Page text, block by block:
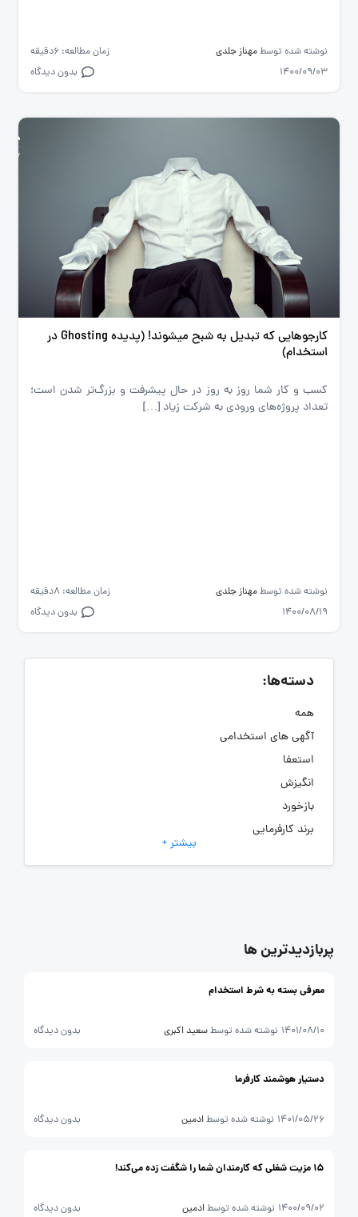
نوشته شده توسطمهناز جلدی
زمان مطالعه: 6دقیقه
1400/09/03
بدون دیدگاه
کارجوهایی که تبدیل به شبح میشوند! (پدیده Ghosting در
استخدام)
کسب و کار شما روز به روز در حال پیشرفت و بزرگ‌تر شدن است؛
تعداد پروژه‌های ورودی به شرکت زیاد […]
نوشته شده توسطمهناز جلدی
زمان مطالعه: 8دقیقه
1400/08/19
بدون دیدگاه
دسته‌ها:
همه
آگهی های استخدامی
استعفا
انگیزش
بازخورد
برند کارفرمایی
به‌روزرسانی‌های سایت (کارفرمایی)
رهبری
مزایای شغلی
بیشتر +
پربازدیدترین ها
معرفی بسته به شرط استخدام
1401/08/10 نوشته شده توسطسعید اکبری بدون دیدگاه
دستیار هوشمند کارفرما
1401/05/26 نوشته شده توسطادمین بدون دیدگاه
15 مزیت شغلی که کارمندان شما را شگفت زده می‌کند!
1400/09/02 نوشته شده توسطادمین بدون دیدگاه